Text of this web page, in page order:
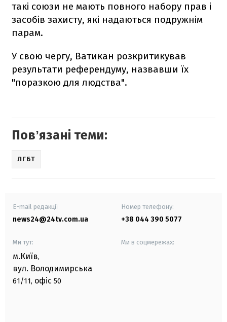
такі союзи не мають повного набору прав і
засобів захисту, які надаються подружнім
парам.
У свою чергу, Ватикан розкритикував
результати референдуму, назвавши їх
"поразкою для людства".
Повʼязані теми:
ЛГБТ
E-mail редакції
news24@24tv.com.ua
Номер телефону:
+38 044 390 5077
Ми тут:
м.Київ,
вул. Володимирська
61/11, офіс 50
Ми в соцмережах: